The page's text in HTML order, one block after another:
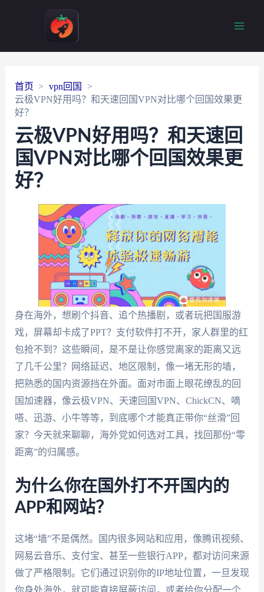
首页
vpn回国
云极VPN好用吗？和天速回国VPN对比哪个回国效果更
好？
云极VPN好用吗？和天速回
国VPN对比哪个回国效果更
好？
身在海外，想刷个抖音、追个热播剧，或者玩把国服游
戏，屏幕却卡成了PPT？支付软件打不开，家人群里的红
包抢不到？这些瞬间，是不是让你感觉离家的距离又远
了几千公里？网络延迟、地区限制，像一堵无形的墙，
把熟悉的国内资源挡在外面。面对市面上眼花缭乱的回
国加速器，像云极VPN、天速回国VPN、ChickCN、嘀
嗒、迅游、小牛等等，到底哪个才能真正带你“丝滑”回
家？今天就来聊聊，海外党如何选对工具，找回那份“零
距离”的归属感。
为什么你在国外打不开国内的
APP和网站？
这堵“墙”不是偶然。国内很多网站和应用，像腾讯视频、
网易云音乐、支付宝、甚至一些银行APP，都对访问来源
做了严格限制。它们通过识别你的IP地址位置，一旦发现
你身处海外，就可能直接屏蔽访问，或者给你分配一个